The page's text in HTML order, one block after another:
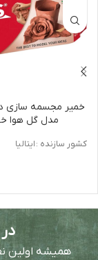
خمیر مجسمه سازی
مدل گل هوا
کشور سازنده :ایتالیا
همیشه اولین